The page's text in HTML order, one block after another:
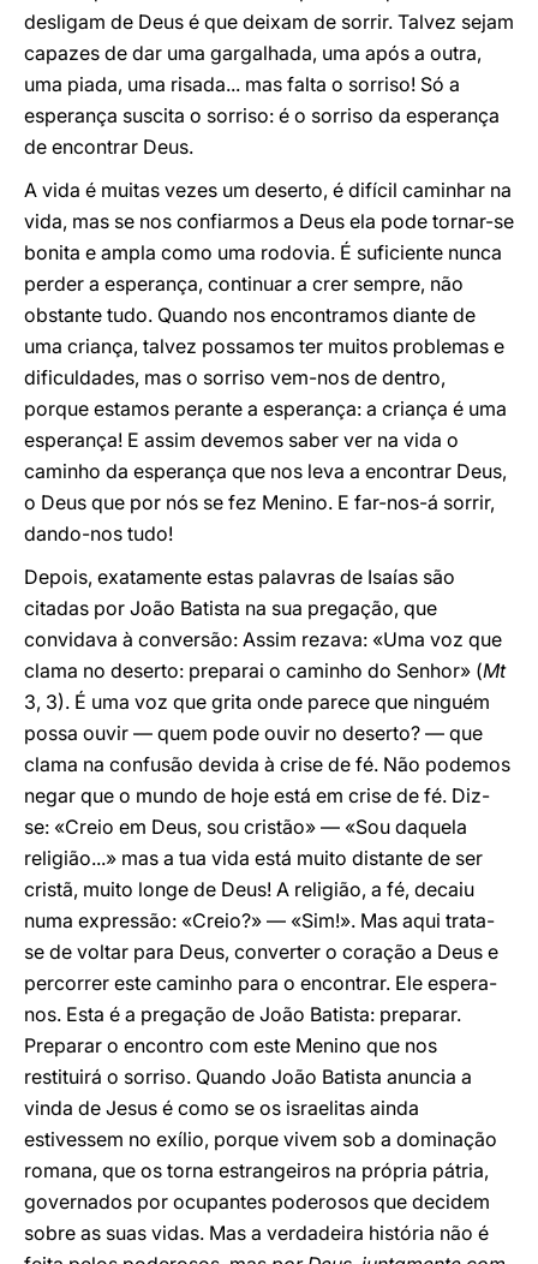
desligam de Deus é que deixam de sorrir. Talvez sejam
capazes de dar uma gargalhada, uma após a outra,
uma piada, uma risada... mas falta o sorriso! Só a
esperança suscita o sorriso: é o sorriso da esperança
de encontrar Deus.
A vida é muitas vezes um deserto, é difícil caminhar na
vida, mas se nos confiarmos a Deus ela pode tornar-se
bonita e ampla como uma rodovia. É suficiente nunca
perder a esperança, continuar a crer sempre, não
obstante tudo. Quando nos encontramos diante de
uma criança, talvez possamos ter muitos problemas e
dificuldades, mas o sorriso vem-nos de dentro,
porque estamos perante a esperança: a criança é uma
esperança! E assim devemos saber ver na vida o
caminho da esperança que nos leva a encontrar Deus,
o Deus que por nós se fez Menino. E far-nos-á sorrir,
dando-nos tudo!
Depois, exatamente estas palavras de Isaías são
citadas por João Batista na sua pregação, que
convidava à conversão: Assim rezava: «Uma voz que
clama no deserto: preparai o caminho do Senhor» (Mt
3, 3). É uma voz que grita onde parece que ninguém
possa ouvir — quem pode ouvir no deserto? — que
clama na confusão devida à crise de fé. Não podemos
negar que o mundo de hoje está em crise de fé. Diz-
se: «Creio em Deus, sou cristão» — «Sou daquela
religião...» mas a tua vida está muito distante de ser
cristã, muito longe de Deus! A religião, a fé, decaiu
numa expressão: «Creio?» — «Sim!». Mas aqui trata-
se de voltar para Deus, converter o coração a Deus e
percorrer este caminho para o encontrar. Ele espera-
nos. Esta é a pregação de João Batista: preparar.
Preparar o encontro com este Menino que nos
restituirá o sorriso. Quando João Batista anuncia a
vinda de Jesus é como se os israelitas ainda
estivessem no exílio, porque vivem sob a dominação
romana, que os torna estrangeiros na própria pátria,
governados por ocupantes poderosos que decidem
sobre as suas vidas. Mas a verdadeira história não é